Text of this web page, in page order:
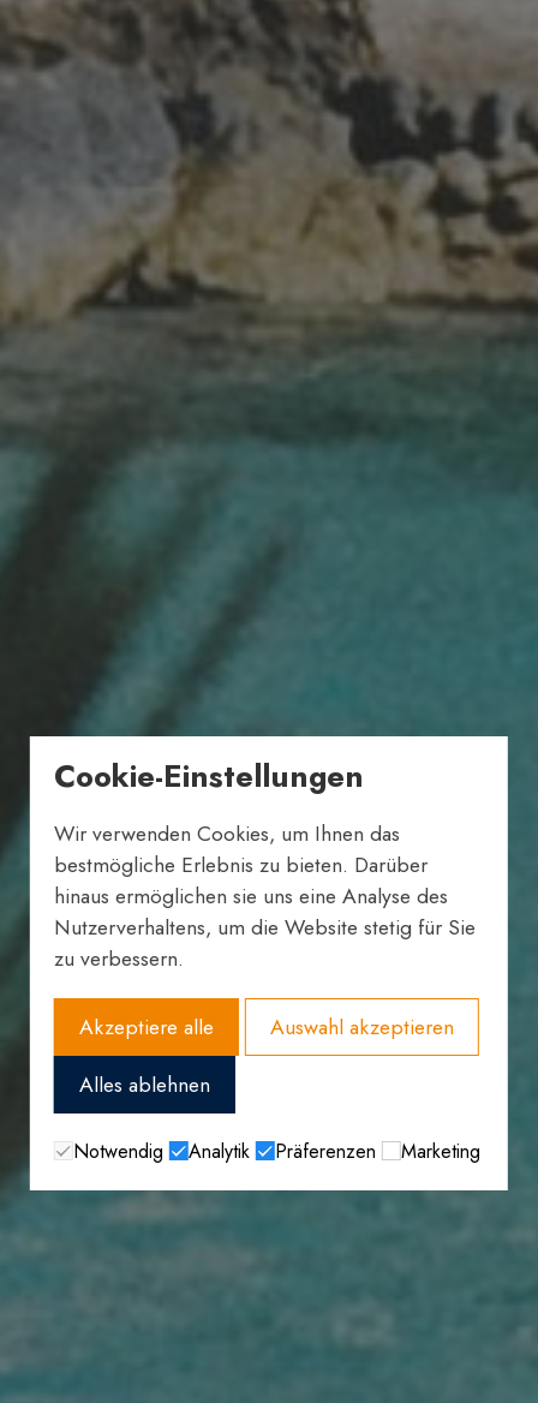
Cookie-Einstellungen
Wir verwenden Cookies, um Ihnen das
bestmögliche Erlebnis zu bieten. Darüber
hinaus ermöglichen sie uns eine Analyse des
Nutzerverhaltens, um die Website stetig für Sie
zu verbessern.
Akzeptiere alle
Auswahl akzeptieren
Alles ablehnen
Notwendig Analytik Präferenzen Marketing